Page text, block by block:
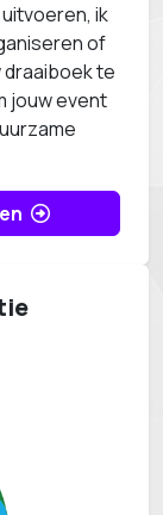
ik
of
draaiboek te
jouw event